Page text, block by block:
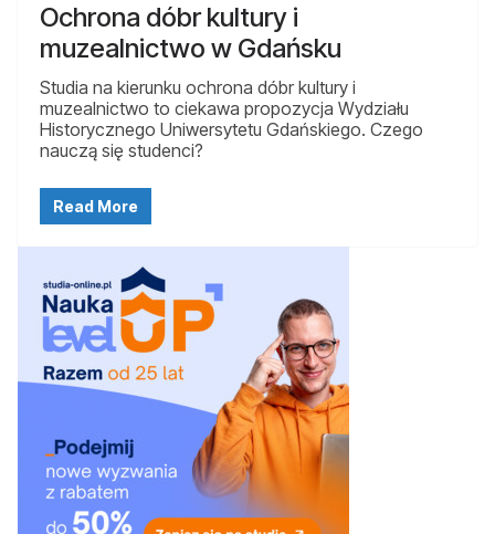
Ochrona dóbr kultury i
muzealnictwo w Gdańsku
Studia na kierunku ochrona dóbr kultury i
muzealnictwo to ciekawa propozycja Wydziału
Historycznego Uniwersytetu Gdańskiego. Czego
nauczą się studenci?
Read More